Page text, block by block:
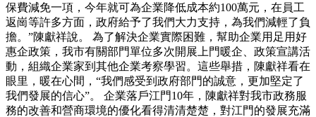
保費減免一項，今年就可為企業降低成本約100萬元，在員工
返崗等許多方面，政府給予了我們大力支持，為我們減輕了負
擔。”陳獻祥說。 為了解決企業實際困難，幫助企業用足用好
惠企政策，我市有關部門單位多次開展上門暖企、政策宣講活
動，組織企業家到其他企業考察學習。這些舉措，陳獻祥看在
眼里，暖在心間，“我們感受到政府部門的誠意，更加堅定了
我們發展的信心”。 企業落戶江門10年，陳獻祥對我市政務服
務的改善和營商環境的優化看得清清楚楚，對江門的發展充滿